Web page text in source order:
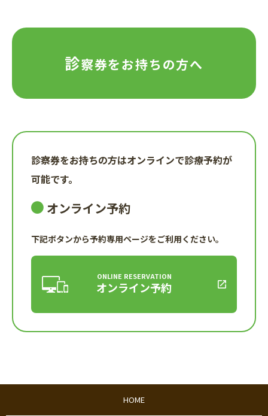
診察券をお持ちの方へ
診察券をお持ちの方はオンラインで診療予約が
可能です。
オンライン予約
下記ボタンから予約専用ページをご利用ください。
ONLINE RESERVATION
オンライン予約
HOME